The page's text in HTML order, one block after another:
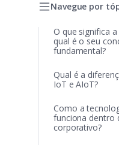
Navegue por
O que significa
qual é o seu
fundamental?
Qual é a
IoT e AIoT?
Como a
funciona dentro
corporativo?